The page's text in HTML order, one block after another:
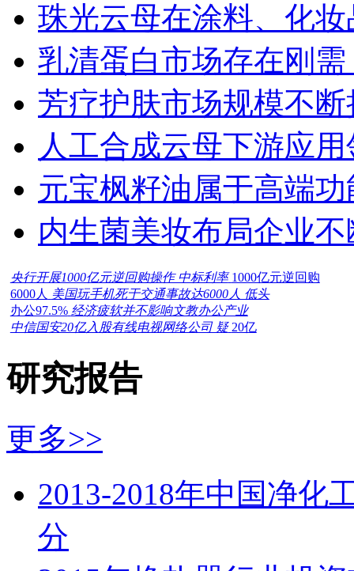
珠光云母在涂料、化
乳清蛋白市场存在刚
芳疗护肤市场规模不
人工合成云母下游应
元宝枫籽油属于高端
内生菌美妆布局企业
央行开展1000亿元逆回购操作 中标利率 1000亿元逆回购
6000人 美国玩手机死于交通事故达6000人 低头
办公97.5% 经济疲软并不影响文教办公产业
中信国安20亿入股有线电视网络公司 疑 20亿
研究报告
更多>>
2013-2018年中国净化
分